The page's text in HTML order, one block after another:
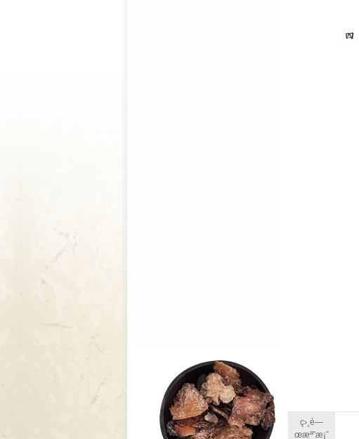
ç›¸é—
œæª”æ¡ˆ